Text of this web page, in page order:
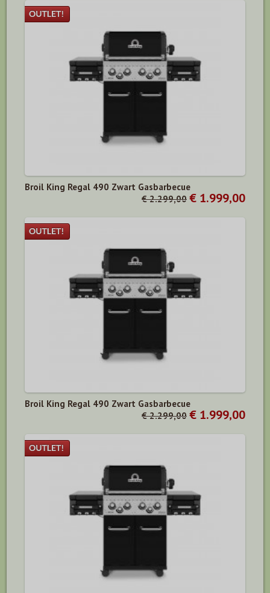
Broil King Regal 490 Zwart Gasbarbecue
€ 2.299,00 € 1.999,00
Broil King Regal 490 Zwart Gasbarbecue
€ 2.299,00 € 1.999,00